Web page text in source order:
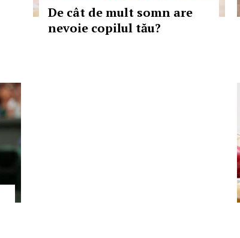
De cât de mult somn are
nevoie copilul tău?